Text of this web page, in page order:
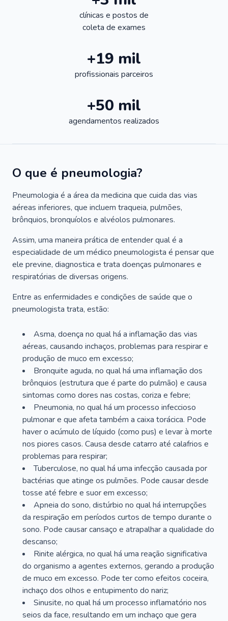
clínicas e postos de
coleta de exames
+19 mil
profissionais parceiros
+50 mil
agendamentos realizados
O que é pneumologia?
Pneumologia é a área da medicina que cuida das vias
aéreas inferiores, que incluem traqueia, pulmões,
brônquios, bronquíolos e alvéolos pulmonares.
Assim, uma maneira prática de entender qual é a
especialidade de um médico pneumologista é pensar que
ele previne, diagnostica e trata doenças pulmonares e
respiratórias de diversas origens.
Entre as enfermidades e condições de saúde que o
pneumologista trata, estão:
Asma, doença no qual há a inflamação das vias
aéreas, causando inchaços, problemas para respirar e
produção de muco em excesso;
Bronquite aguda, no qual há uma inflamação dos
brônquios (estrutura que é parte do pulmão) e causa
sintomas como dores nas costas, coriza e febre;
Pneumonia, no qual há um processo infeccioso
pulmonar e que afeta também a caixa torácica. Pode
haver o acúmulo de líquido (como pus) e levar à morte
nos piores casos. Causa desde catarro até calafrios e
problemas para respirar;
Tuberculose, no qual há uma infecção causada por
bactérias que atinge os pulmões. Pode causar desde
tosse até febre e suor em excesso;
Apneia do sono, distúrbio no qual há interrupções
da respiração em períodos curtos de tempo durante o
sono. Pode causar cansaço e atrapalhar a qualidade do
descanso;
Rinite alérgica, no qual há uma reação significativa
do organismo a agentes externos, gerando a produção
de muco em excesso. Pode ter como efeitos coceira,
inchaço dos olhos e entupimento do nariz;
Sinusite, no qual há um processo inflamatório nos
seios da face, resultando em um inchaço que gera